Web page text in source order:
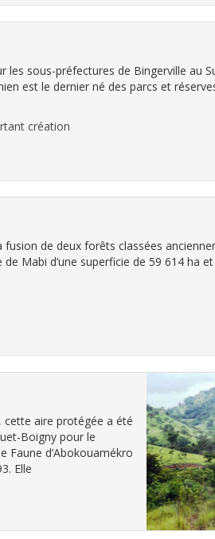
les sous-préfectures de Bingerville au
est le dernier né des parcs et
création
de deux forêts classées
Mabi d’une superficie de 59 614 ha et
cette aire protégée a été
Boigny pour le
Faune d’Abokouamékro
Elle